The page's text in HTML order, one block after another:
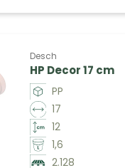
Desch
HP Decor 17 cm
PP
17
12
1,6
2.128